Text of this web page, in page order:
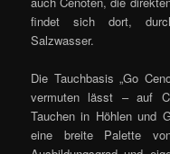
findet sich dort,
Salzwasser.
Die Tauchbasis „Go
vermuten lässt – auf
Tauchen in Höhlen und
eine breite Palette